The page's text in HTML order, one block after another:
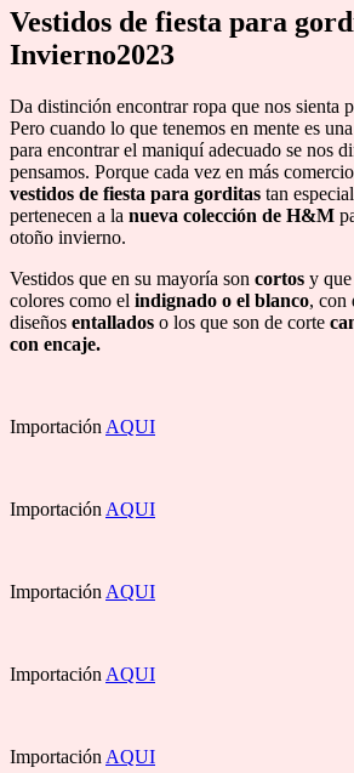
Vestidos de fiesta para
Invierno2023
Da distinción encontrar ropa que nos sienta
Pero cuando lo que tenemos en mente es
para encontrar el maniquí adecuado se nos
pensamos. Porque cada vez en más
vestidos de fiesta para gorditas tan
pertenecen a la nueva colección de H&M
otoño invierno.
Vestidos que en su mayoría son cortos y
colores como el indignado o el blanco, con
diseños entallados o los que son de corte
con encaje.
Importación AQUI
Importación AQUI
Importación AQUI
Importación AQUI
Importación AQUI